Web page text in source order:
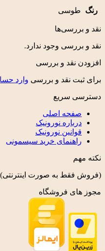
رنگ طوسی
نقد و بررسی‌ها
نقد و بررسی وجود ندارد.
افزودن نقد و بررسی
برای ثبت نقد و بررسی وارد
دسترسی سریع
صفحه اصلی
درباره نورونیک
قوانین نورونیک
راهنمای خرید سیسمونی
نکته مهم
(فروش فقط به صورت اینترنتی)
مجوز های فروشگاه